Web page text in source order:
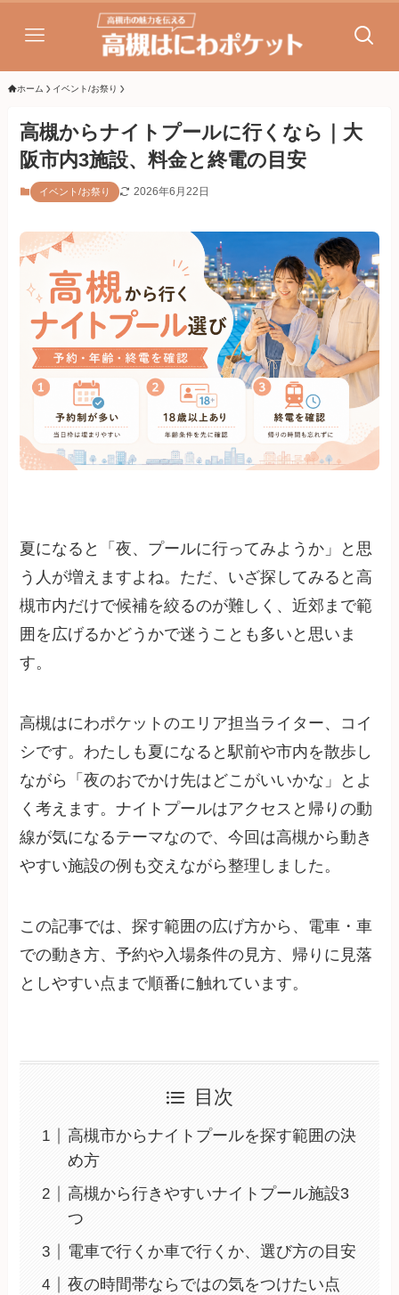
ホーム イベント/お祭り
高槻からナイトプールに行くなら｜大
阪市内3施設、料金と終電の目安
イベント/お祭り 2026年6月22日
夏になると「夜、プールに行ってみようか」と思
う人が増えますよね。ただ、いざ探してみると高
槻市内だけで候補を絞るのが難しく、近郊まで範
囲を広げるかどうかで迷うことも多いと思いま
す。
高槻はにわポケットのエリア担当ライター、コイ
シです。わたしも夏になると駅前や市内を散歩し
ながら「夜のおでかけ先はどこがいいかな」とよ
く考えます。ナイトプールはアクセスと帰りの動
線が気になるテーマなので、今回は高槻から動き
やすい施設の例も交えながら整理しました。
この記事では、探す範囲の広げ方から、電車・車
での動き方、予約や入場条件の見方、帰りに見落
としやすい点まで順番に触れています。
目次
高槻市からナイトプールを探す範囲の決
め方
高槻から行きやすいナイトプール施設3
つ
電車で行くか車で行くか、選び方の目安
夜の時間帯ならではの気をつけたい点